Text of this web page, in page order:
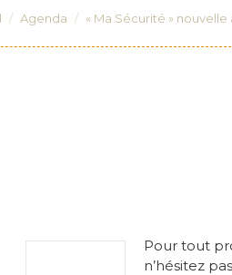
ici :
Agenda « Ma Sécurité » nouvelle
Pour tout
n’hésitez